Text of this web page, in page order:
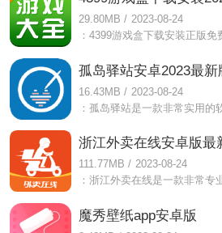
29.80MB / 2023-08-24
孤岛驿站安卓2023最新
16.43MB / 2023-08-24
浙江外卖在线安卓版最
111.77MB / 2023-08-24
魔秀壁纸app安卓版